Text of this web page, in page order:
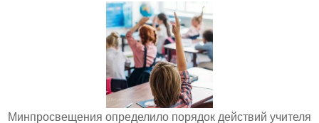
Минпросвещения определило порядок действий учителя